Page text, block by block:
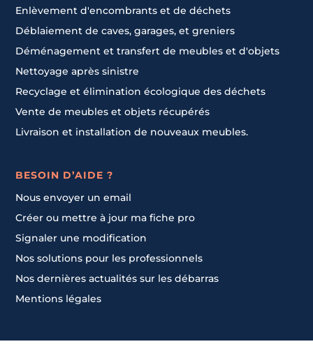
Enlèvement d'encombrants et de déchets
Déblaiement de caves, garages, et greniers
Déménagement et transfert de meubles et d'objets
Nettoyage après sinistre
Recyclage et élimination écologique des déchets
Vente de meubles et objets récupérés
Livraison et installation de nouveaux meubles.
BESOIN D’AIDE ?
Nous envoyer un email
Créer ou mettre à jour ma fiche pro
Signaler une modification
Nos solutions pour les professionnels
Nos dernières actualités sur les débarras
Mentions légales